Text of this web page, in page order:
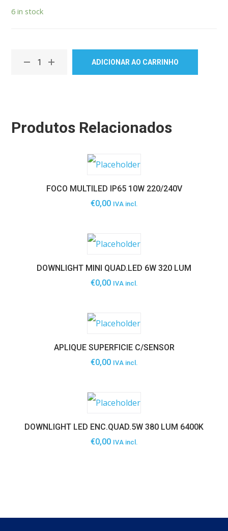
6 in stock
ADICIONAR AO CARRINHO
Produtos Relacionados
FOCO MULTILED IP65 10W 220/240V
€0,00 IVA incl.
DOWNLIGHT MINI QUAD.LED 6W 320 LUM
€0,00 IVA incl.
APLIQUE SUPERFICIE C/SENSOR
€0,00 IVA incl.
DOWNLIGHT LED ENC.QUAD.5W 380 LUM 6400K
€0,00 IVA incl.